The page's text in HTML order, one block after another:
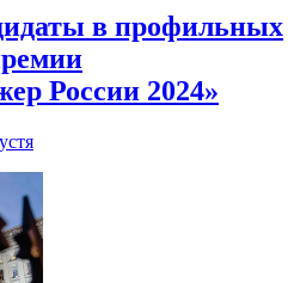
в профильных
России 2024»